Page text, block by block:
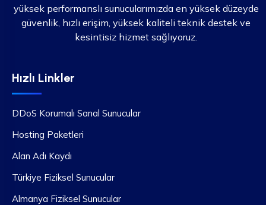
yüksek performanslı sunucularımızda en yüksek düzeyde
güvenlik, hızlı erişim, yüksek kaliteli teknik destek ve
kesintisiz hizmet sağlıyoruz.
Hızlı Linkler
DDoS Korumalı Sanal Sunucular
Hosting Paketleri
Alan Adı Kaydı
Türkiye Fiziksel Sunucular
Almanya Fiziksel Sunucular